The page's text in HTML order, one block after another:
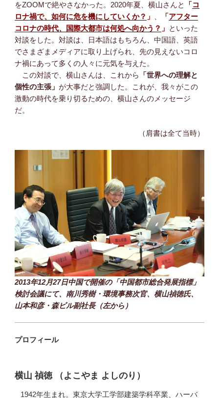
をZOOMで絶やさなかった。2020年夏、横山さんと
「コ
ロナ禍で、如何に危を機にしていくか？ 」 「アフター
コロナの時代、国際大都市は何処へ向かう？ 」 といった
対談をした。対談は、日本語はもちろん、中国語、英語
でさまざまメディアに取り上げられ、先の見えないコロ
ナ禍にあって多くの人々に元気を与えた。
この対談で、横山さんは、これから
「世界への理解と
個性の主張」 が大事だと強調した。これが、我々がこの
激動の時代を乗り切るための、横山さんのメッセージ
だ。
（肩書は全て当時）
2013年12月27日中国で開催の「中国都市総合発展指標」
検討会議にて、南川秀樹・環境事務次官、横山禎徳氏、
山本和彦・森ビル副社長（左から）
プロフィール
横山 禎徳 （よこやま よしのり）
1942年生まれ。東京大学工学部建築学科卒業、ハーバ